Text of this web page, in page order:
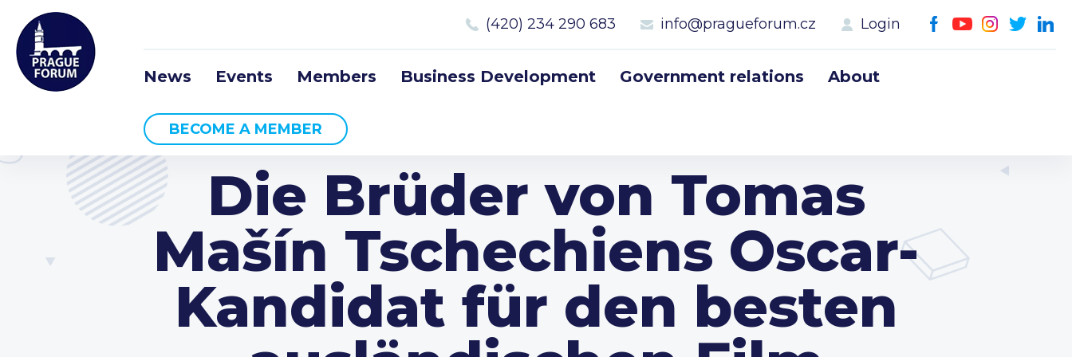
(420) 234 290 683 info@pragueforum.cz Login
News Events Members Business Development Government relations About
BECOME A MEMBER
Die Brüder von Tomas
Mašín Tschechiens Oscar-
Kandidat für den besten